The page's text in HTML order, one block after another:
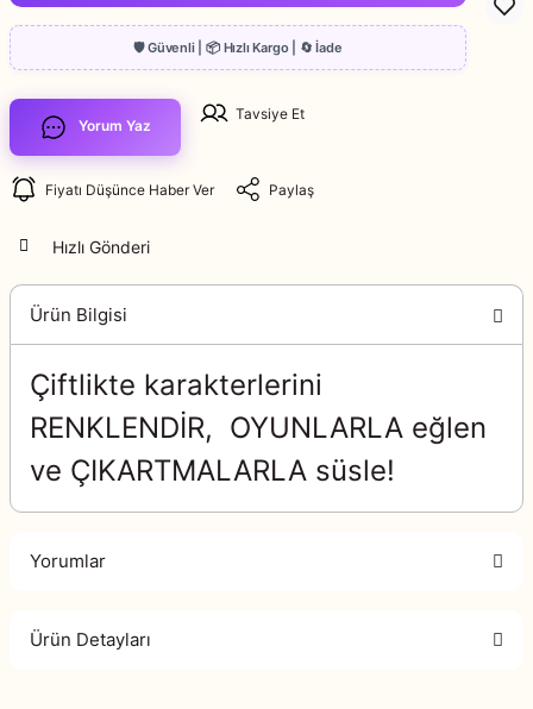
Yorum Yaz
Tavsiye Et
Fiyatı Düşünce Haber Ver Paylaş
Hızlı Gönderi
Ürün Bilgisi
Çiftlikte karakterlerini
RENKLENDİR, OYUNLARLA eğlen
ve ÇIKARTMALARLA süsle!
Yorumlar
Ürün Detayları